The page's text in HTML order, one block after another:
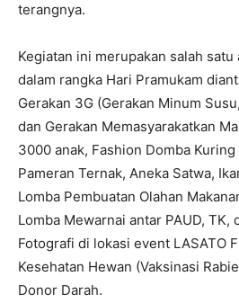
terangnya.
Kegiatan ini merupakan salah
dalam rangka Hari Pramukam
Gerakan 3G (Gerakan Minum
dan Gerakan Memasyarakatkan
3000 anak, Fashion Domba
Pameran Ternak, Aneka Satwa,
Lomba Pembuatan Olahan
Lomba Mewarnai antar PAUD, TK,
Fotografi di lokasi event LASATO
Kesehatan Hewan (Vaksinasi
Donor Darah.